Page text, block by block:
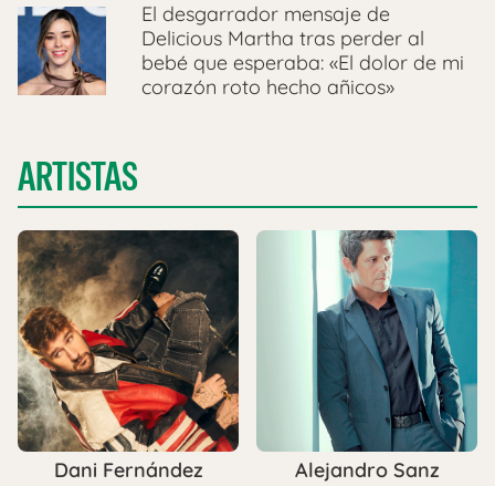
El desgarrador mensaje de
Delicious Martha tras perder al
bebé que esperaba: «El dolor de mi
corazón roto hecho añicos»
ARTISTAS
Dani Fernández Alejandro Sanz